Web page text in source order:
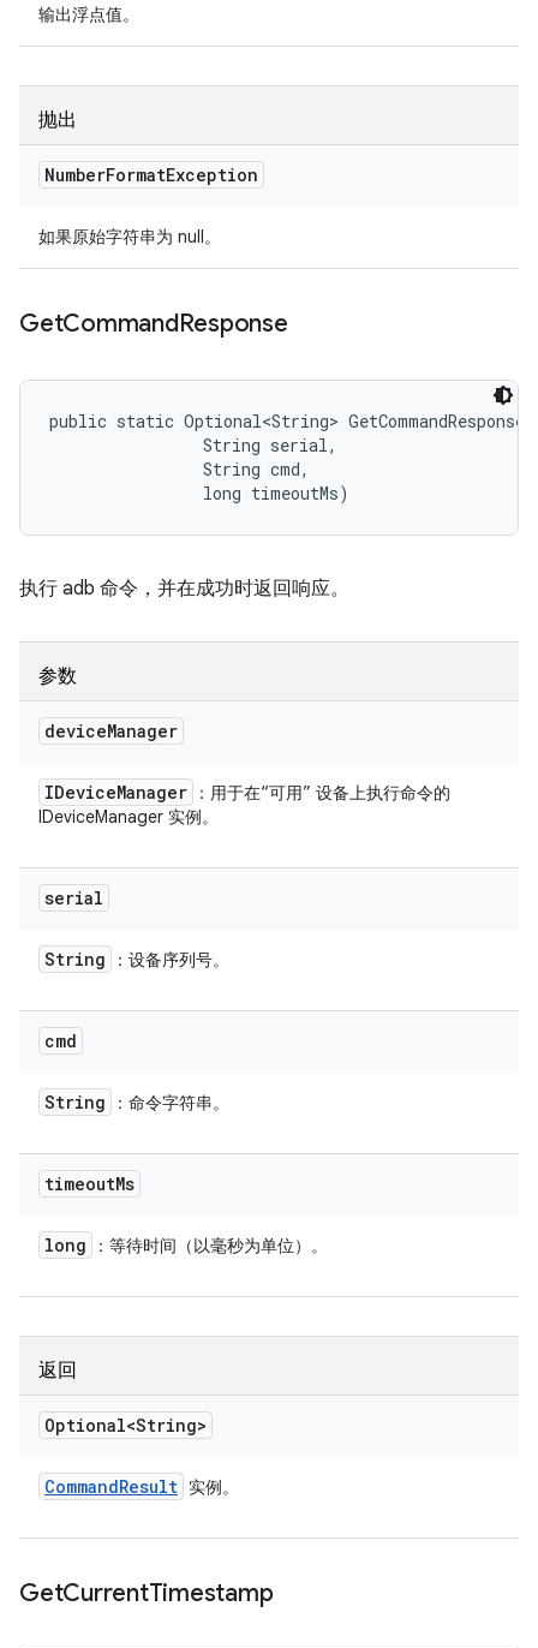
输出浮点值。
抛出
NumberFormatException
如果原始字符串为 null。
GetCommandResponse
public static Optional<String> GetCommandResponse
                String serial,
                String cmd,
                long timeoutMs)
执行 adb 命令，并在成功时返回响应。
参数
deviceManager
IDeviceManager
：用于在“可用” 设备上执行命令的
IDeviceManager 实例。
serial
String ：设备序列号。
cmd
String ：命令字符串。
timeoutMs
long ：等待时间（以毫秒为单位）。
返回
Optional<String>
CommandResult 实例。
GetCurrentTimestamp